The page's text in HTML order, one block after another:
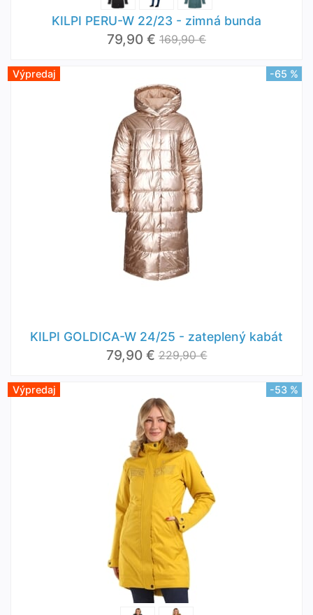
KILPI PERU-W 22/23 - zimná bunda
79,90 € 169,90 €
Výpredaj -65 %
KILPI GOLDICA-W 24/25 - zateplený kabát
79,90 € 229,90 €
Výpredaj -53 %